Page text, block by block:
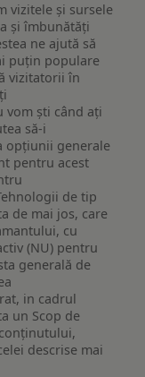
vizitele și sursele
și îmbunătăți
ne ajută să
puțin populare
vizitatorii în
vom ști când ați
să-i
opțiunii generale
pentru acest
de tip
de mai jos, care
cu
(NU) pentru
generală de
in cadrul
un Scop de
descrise mai